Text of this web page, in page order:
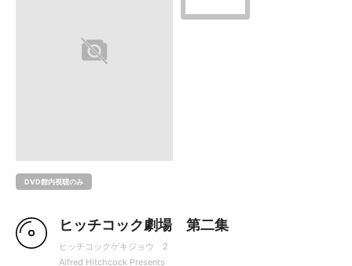
DVD館内視聴のみ
ヒッチコック劇場 第二集
ヒッチコックゲキジョウ 2
Alfred Hitchcock Presents